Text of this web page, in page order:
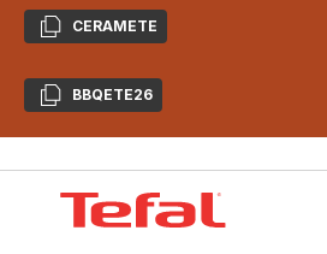
CopierCERAMETE
CopierBBQETE26